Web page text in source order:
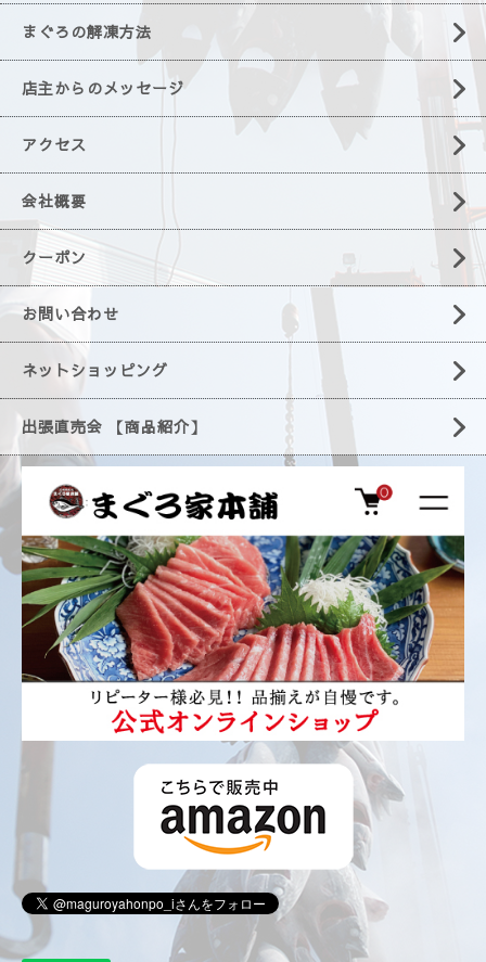
まぐろの解凍方法
店主からのメッセージ
アクセス
会社概要
クーポン
お問い合わせ
ネットショッピング
出張直売会 【商品紹介】